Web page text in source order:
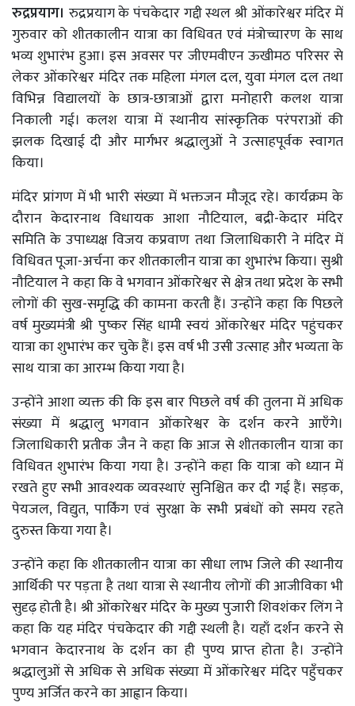
रुद्रप्रयाग। रुद्रप्रयाग के पंचकेदार गद्दी स्थल श्री ओंकारेश्वर मंदिर में
गुरुवार को शीतकालीन यात्रा का विधिवत एवं मंत्रोच्चारण के साथ
भव्य शुभारंभ हुआ। इस अवसर पर जीएमवीएन ऊखीमठ परिसर से
लेकर ओंकारेश्वर मंदिर तक महिला मंगल दल, युवा मंगल दल तथा
विभिन्न विद्यालयों के छात्र-छात्राओं द्वारा मनोहारी कलश यात्रा
निकाली गई। कलश यात्रा में स्थानीय सांस्कृतिक परंपराओं की
झलक दिखाई दी और मार्गभर श्रद्धालुओं ने उत्साहपूर्वक स्वागत
किया।
मंदिर प्रांगण में भी भारी संख्या में भक्तजन मौजूद रहे। कार्यक्रम के
दौरान केदारनाथ विधायक आशा नौटियाल, बद्री-केदार मंदिर
समिति के उपाध्यक्ष विजय कप्रवाण तथा जिलाधिकारी ने मंदिर में
विधिवत पूजा-अर्चना कर शीतकालीन यात्रा का शुभारंभ किया। सुश्री
नौटियाल ने कहा कि वे भगवान ओंकारेश्वर से क्षेत्र तथा प्रदेश के सभी
लोगों की सुख-समृद्धि की कामना करती हैं। उन्होंने कहा कि पिछले
वर्ष मुख्यमंत्री श्री पुष्कर सिंह धामी स्वयं ओंकारेश्वर मंदिर पहुंचकर
यात्रा का शुभारंभ कर चुके हैं। इस वर्ष भी उसी उत्साह और भव्यता के
साथ यात्रा का आरम्भ किया गया है।
उन्होंने आशा व्यक्त की कि इस बार पिछले वर्ष की तुलना में अधिक
संख्या में श्रद्धालु भगवान ओंकारेश्वर के दर्शन करने आएँगे।
जिलाधिकारी प्रतीक जैन ने कहा कि आज से शीतकालीन यात्रा का
विधिवत शुभारंभ किया गया है। उन्होंने कहा कि यात्रा को ध्यान में
रखते हुए सभी आवश्यक व्यवस्थाएं सुनिश्चित कर दी गई हैं। सड़क,
पेयजल, विद्युत, पार्किंग एवं सुरक्षा के सभी प्रबंधों को समय रहते
दुरुस्त किया गया है।
उन्होंने कहा कि शीतकालीन यात्रा का सीधा लाभ जिले की स्थानीय
आर्थिकी पर पड़ता है तथा यात्रा से स्थानीय लोगों की आजीविका भी
सुदृढ़ होती है। श्री ओंकारेश्वर मंदिर के मुख्य पुजारी शिवशंकर लिंग ने
कहा कि यह मंदिर पंचकेदार की गद्दी स्थली है। यहाँ दर्शन करने से
भगवान केदारनाथ के दर्शन का ही पुण्य प्राप्त होता है। उन्होंने
श्रद्धालुओं से अधिक से अधिक संख्या में ओंकारेश्वर मंदिर पहुँचकर
पुण्य अर्जित करने का आह्वान किया।